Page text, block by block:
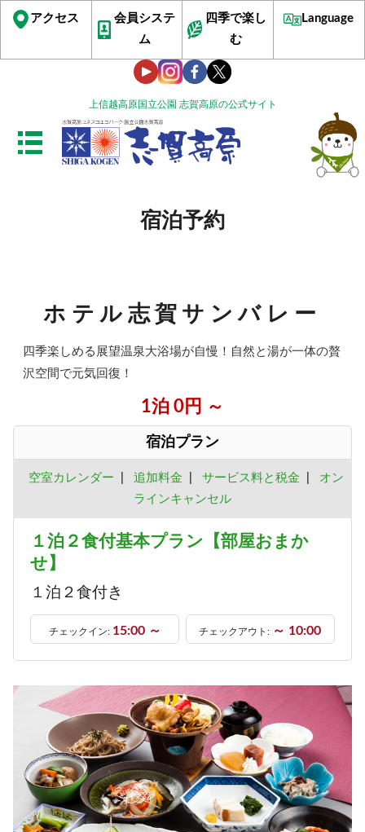
上信越高原国立公園 志賀高原の公式サイト
アクセス
会員システ
ム
四季で楽し
む
Language
宿泊予約
ホテル志賀サンバレー
四季楽しめる展望温泉大浴場が自慢！自然と湯が一体の贅
沢空間で元気回復！
1泊 0円 ～
宿泊プラン
空室カレンダー 追加料金 サービス料と税金
オン
ラインキャンセル
１泊２食付基本プラン【部屋おまか
せ】
１泊２食付き
チェックイン: 15:00 ～ チェックアウト: ～ 10:00